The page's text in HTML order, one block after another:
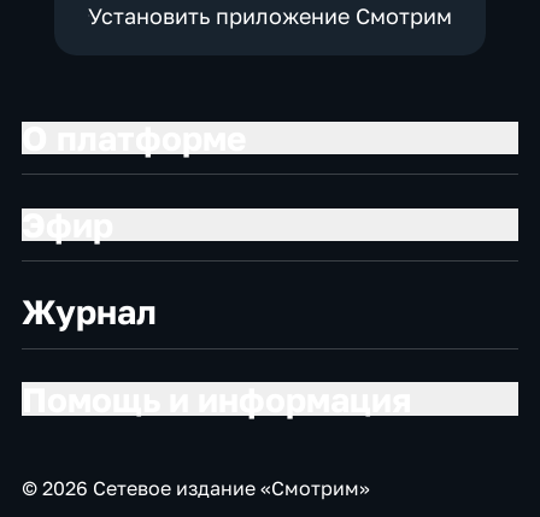
Установить приложение Смотрим
Журнал
© 2026 Сетевое издание «Смотрим»